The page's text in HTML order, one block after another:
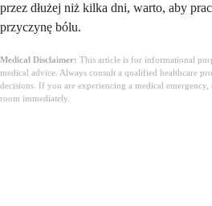
przez dłużej niż kilka dni, warto, aby
przyczynę bólu.
Medical Disclaimer: This article is for informational
medical advice. Always consult a qualified healthcare
decisions. If you are experiencing a medical
room immediately.